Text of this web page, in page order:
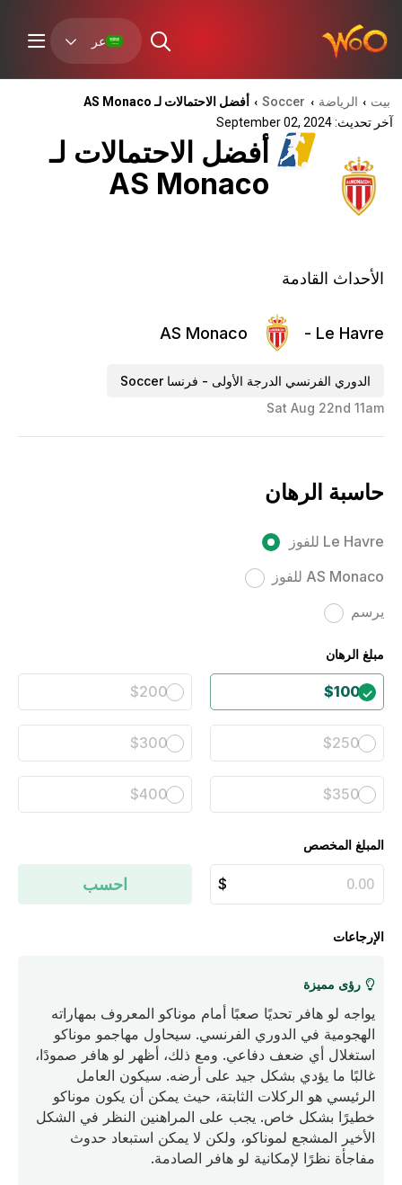
عر
بيت › الرياضة ›
Soccer
› أفضل الاحتمالات لـ AS Monaco
آخر تحديث: September 02, 2024
أفضل الاحتمالات لـ
AS Monaco
الأحداث القادمة
Le Havre -
AS Monaco
الدوري الفرنسي الدرجة الأولى - فرنسا Soccer
Sat Aug 22nd 11am
حاسبة الرهان
Le Havre للفوز
AS Monaco للفوز
يرسم
مبلغ الرهان
$100
$200
$250
$300
$350
$400
المبلغ المخصص
احسب
الإرجاعات
رؤى مميزة
يواجه لو هافر تحديًا صعبًا أمام موناكو المعروف بمهاراته
الهجومية في الدوري الفرنسي. سيحاول مهاجمو موناكو
استغلال أي ضعف دفاعي. ومع ذلك، أظهر لو هافر صمودًا،
غالبًا ما يؤدي بشكل جيد على أرضه. سيكون العامل
الرئيسي هو الركلات الثابتة، حيث يمكن أن يكون موناكو
خطيرًا بشكل خاص. يجب على المراهنين النظر في الشكل
الأخير المشجع لموناكو، ولكن لا يمكن استبعاد حدوث
مفاجأة نظرًا لإمكانية لو هافر الصادمة.